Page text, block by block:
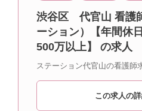
渋谷区 代官山 看護
ーション）【年間休
500万以上】 の求人
ステーション代官山の看護師
この求人の